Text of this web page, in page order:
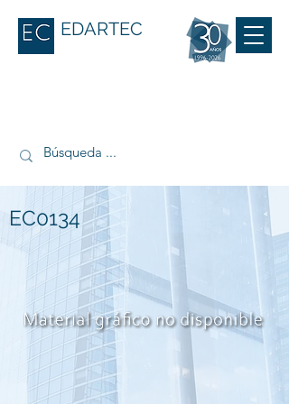
EDARTEC
EC0134